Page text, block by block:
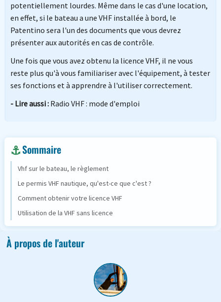
potentiellement lourdes. Même dans le cas d'une location,
en effet, si le bateau a une VHF installée à bord, le
Patentino sera l'un des documents que vous devrez
présenter aux autorités en cas de contrôle.
Une fois que vous avez obtenu la licence VHF, il ne vous
reste plus qu'à vous familiariser avec l'équipement, à tester
ses fonctions et à apprendre à l'utiliser correctement.
- Lire aussi : Radio VHF : mode d'emploi
Sommaire
Vhf sur le bateau, le règlement
Le permis VHF nautique, qu'est-ce que c'est ?
Comment obtenir votre licence VHF
Utilisation de la VHF sans licence
À propos de l'auteur